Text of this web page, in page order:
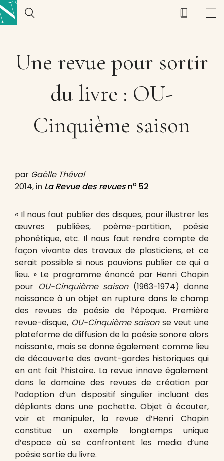
Une revue pour sortir
du livre : OU-
Cinquième saison
par Gaëlle Théval
2014, in La Revue des revuesno 52
« Il nous faut publier des disques, pour illustrer les
œuvres publiées, poème-partition, poésie
phonétique, etc. Il nous faut rendre compte de
façon vivante des travaux de plasticiens, et ce
serait possible si nous pouvions publier ce qui a
lieu. » Le programme énoncé par Henri Chopin
pour OU-Cinquième saison(1963-1974) donne
naissance à un objet en rupture dans le champ
des revues de poésie de l’époque. Première
revue-disque, OU-Cinquième saisonse veut une
plateforme de diffusion de la poésie sonore alors
naissante, mais se donne également comme lieu
de découverte des avant-gardes historiques qui
en ont fait l’histoire. La revue innove également
dans le domaine des revues de création par
l’adoption d’un dispositif singulier incluant des
dépliants dans une pochette. Objet à écouter,
voir et manipuler, la revue d’Henri Chopin
constitue un exemple longtemps unique
d’espace où se confrontent les media d’une
poésie sortie du livre.